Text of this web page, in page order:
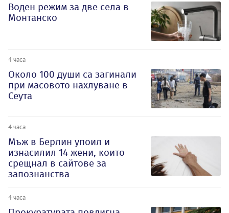
Воден режим за две села в
Монтанско
4 часа
Около 100 души са загинали
при масовото нахлуване в
Сеута
4 часа
Мъж в Берлин упоил и
изнасилил 14 жени, които
срещнал в сайтове за
запознанства
4 часа